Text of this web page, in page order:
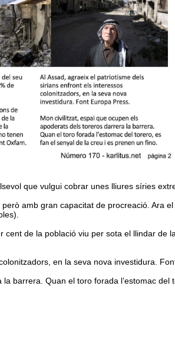
que vulgui cobrar unes lliures síries
amb gran capacitat de procreació. Ara
de la població viu per sota el llindar
en la seva nova investidura.
barrera. Quan el toro forada l’estomac